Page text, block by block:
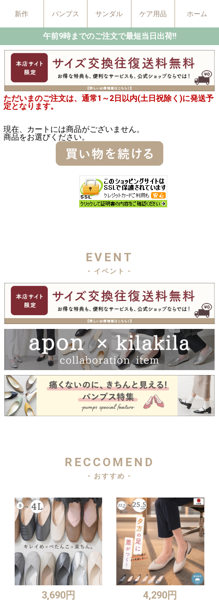
新作 パンプス サンダル ケア用品 ホーム
午前9時までのご注文で最短当日出荷!!
ただいまのご注文は、通常1～2日以内(土日祝除く)に発送予
定となります。
現在、カートには商品がございません。
商品をお選びください。
EVENT
- イベント -
RECCOMEND
- おすすめ -
3,690円 4,290円